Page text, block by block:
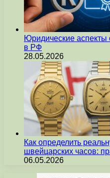
Юридические аспекты
в РФ
28.05.2026
Как определить
швейцарских часов:
06.05.2026